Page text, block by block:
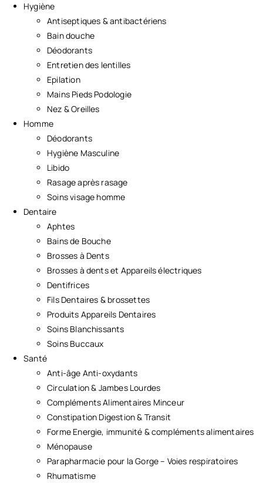
Hygiène
Antiseptiques & antibactériens
Bain douche
Déodorants
Entretien des lentilles
Epilation
Mains Pieds Podologie
Nez & Oreilles
Homme
Déodorants
Hygiène Masculine
Libido
Rasage après rasage
Soins visage homme
Dentaire
Aphtes
Bains de Bouche
Brosses à Dents
Brosses à dents et Appareils électriques
Dentifrices
Fils Dentaires & brossettes
Produits Appareils Dentaires
Soins Blanchissants
Soins Buccaux
Santé
Anti-âge Anti-oxydants
Circulation & Jambes Lourdes
Compléments Alimentaires Minceur
Constipation Digestion & Transit
Forme Energie, immunité & compléments alimentaires
Ménopause
Parapharmacie pour la Gorge – Voies respiratoires
Rhumatisme